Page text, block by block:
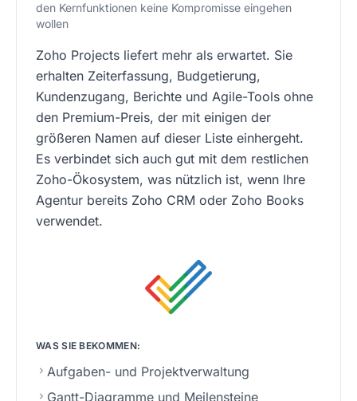
den Kernfunktionen keine Kompromisse eingehen
wollen
Zoho Projects liefert mehr als erwartet. Sie
erhalten Zeiterfassung, Budgetierung,
Kundenzugang, Berichte und Agile-Tools ohne
den Premium-Preis, der mit einigen der
größeren Namen auf dieser Liste einhergeht.
Es verbindet sich auch gut mit dem restlichen
Zoho-Ökosystem, was nützlich ist, wenn Ihre
Agentur bereits Zoho CRM oder Zoho Books
verwendet.
WAS SIE BEKOMMEN:
Aufgaben- und Projektverwaltung
Gantt-Diagramme und Meilensteine